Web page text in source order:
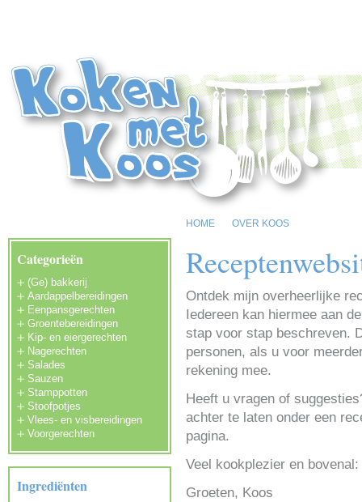
HOME OVER KOOS
Categorieën
(Ge) bakkerij
Aardappelbereidingen
Eenpansgerechten
Groentebereidingen
Kip- en eiergerechten
Nagerechten
Salades
Sauzen
Stamppotten
Stoofpotjes
Vlees- en visbereidingen
Voorgerechten
Ingrediënten
Ontdek mijn overheerlijke
Iedereen kan hiermee aan
stap voor stap beschreven.
personen, als u voor
rekening mee.
Heeft u vragen of
achter te laten onder een
pagina.
Veel kookplezier en
Groeten, Koos